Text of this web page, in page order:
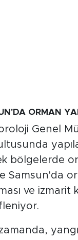
ORMAN
Genel
bölgelerde
Samsun'da
ve izmarit